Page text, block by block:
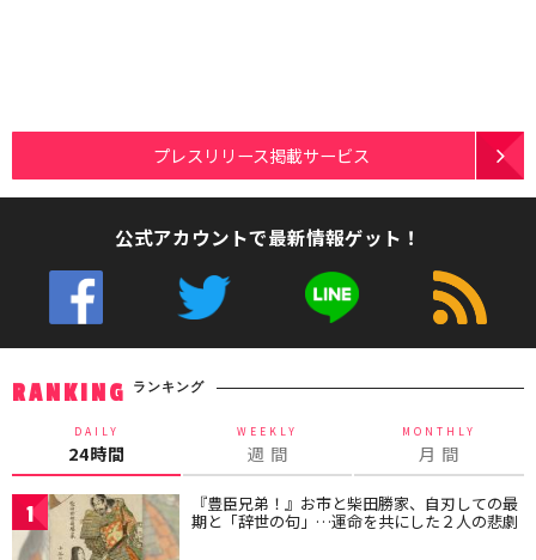
プレスリリース掲載サービス
公式アカウントで最新情報ゲット！
RANKING ランキング
DAILY
24時間
WEEKLY
週 間
MONTHLY
月 間
1 『豊臣兄弟！』お市と柴田勝家、自刃しての最
期と「辞世の句」…運命を共にした２人の悲劇